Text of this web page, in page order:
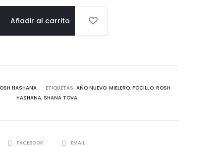
Añadir al carrito
HASHANA ETIQUETAS: AÑO NUEVO, MIELERO, POCILLO, ROSH
HASHANA, SHANA TOVA
SHAREFACEBOOK EMAIL